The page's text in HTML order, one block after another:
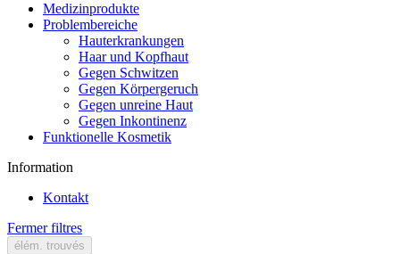
Medizinprodukte
Problembereiche
Hauterkrankungen
Haar und Kopfhaut
Gegen Schwitzen
Gegen Körpergeruch
Gegen unreine Haut
Gegen Inkontinenz
Funktionelle Kosmetik
Information
Kontakt
Fermer filtres
élém. trouvés